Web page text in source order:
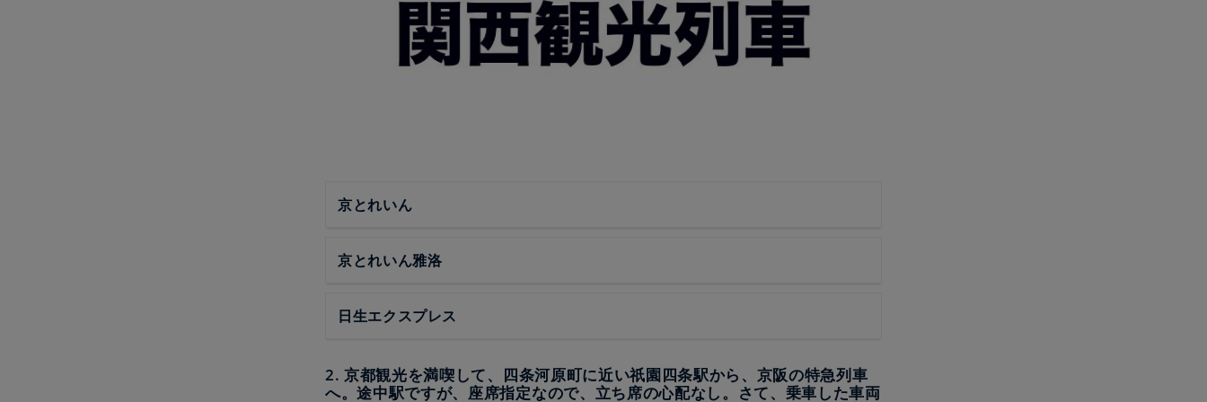
京とれいん
京とれいん雅洛
日生エクスプレス
2. 京都観光を満喫して、四条河原町に近い祇園四条駅から、京阪の特急列車
へ。途中駅ですが、座席指定なので、立ち席の心配なし。さて、乗車した車両